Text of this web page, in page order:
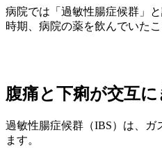
病院では「過敏性腸症候群」
時期、病院の薬を飲んでいたこ
腹痛と下痢が交互
過敏性腸症候群（IBS）は、ガ
ます。